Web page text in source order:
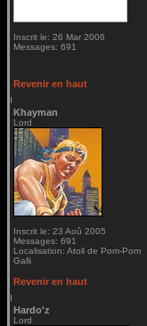
Inscrit le: 26 Mar 2006
Messages: 691
Revenir en haut
Khayman
Lord
Inscrit le: 23 Aoû 2005
Messages: 691
Localisation: Atoll de Pom-Pom
Galli
Revenir en haut
Hardo'z
Lord